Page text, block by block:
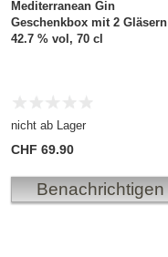
Mediterranean Gin
Geschenkbox mit 2 Gläsern
42.7 % vol, 70 cl
nicht ab Lager
CHF 69.90
Benachrichtigen